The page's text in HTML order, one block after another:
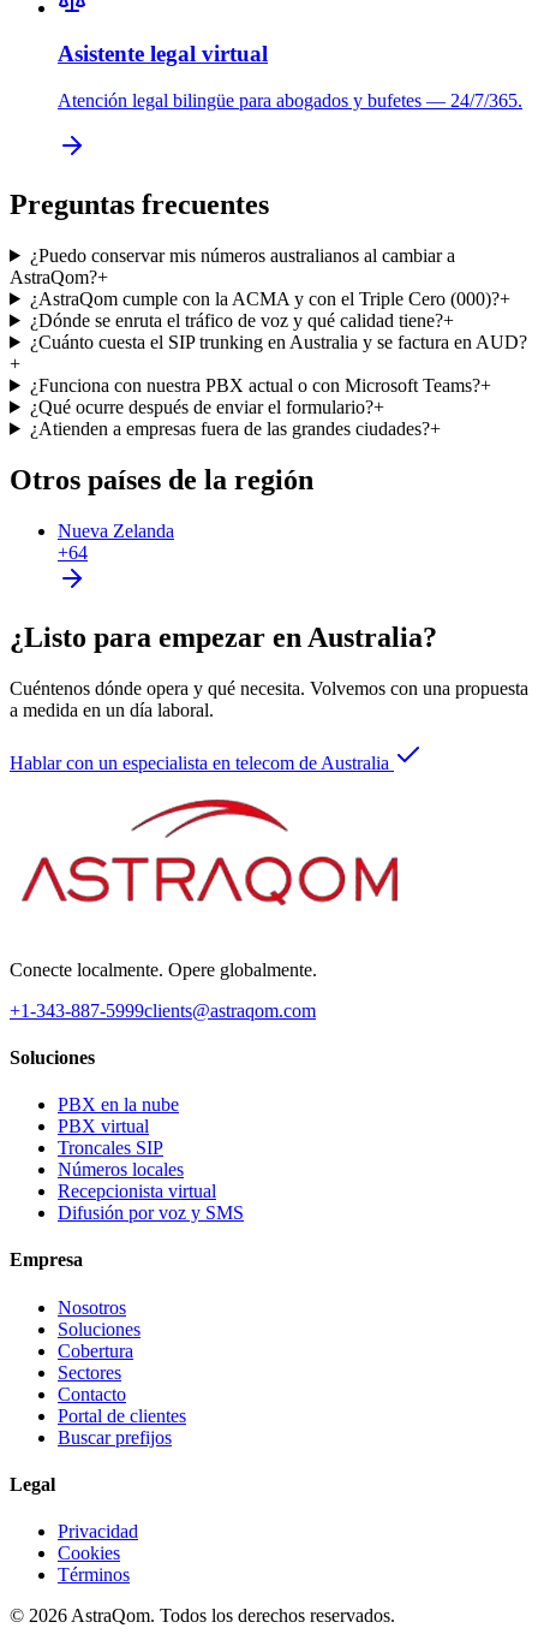
Asistente legal virtual
Atención legal bilingüe para abogados y bufetes — 24/7/365.
Preguntas frecuentes
¿Puedo conservar mis números australianos al cambiar a
AstraQom?+
¿AstraQom cumple con la ACMA y con el Triple Cero (000)?+
¿Dónde se enruta el tráfico de voz y qué calidad tiene?+
¿Cuánto cuesta el SIP trunking en Australia y se factura en AUD?
+
¿Funciona con nuestra PBX actual o con Microsoft Teams?+
¿Qué ocurre después de enviar el formulario?+
¿Atienden a empresas fuera de las grandes ciudades?+
Otros países de la región
Nueva Zelanda
+64
¿Listo para empezar en Australia?
Cuéntenos dónde opera y qué necesita. Volvemos con una propuesta
a medida en un día laboral.
Hablar con un especialista en telecom de Australia
Conecte localmente. Opere globalmente.
+1-343-887-5999clients@astraqom.com
Soluciones
PBX en la nube
PBX virtual
Troncales SIP
Números locales
Recepcionista virtual
Difusión por voz y SMS
Empresa
Nosotros
Soluciones
Cobertura
Sectores
Contacto
Portal de clientes
Buscar prefijos
Legal
Privacidad
Cookies
Términos
© 2026 AstraQom. Todos los derechos reservados.